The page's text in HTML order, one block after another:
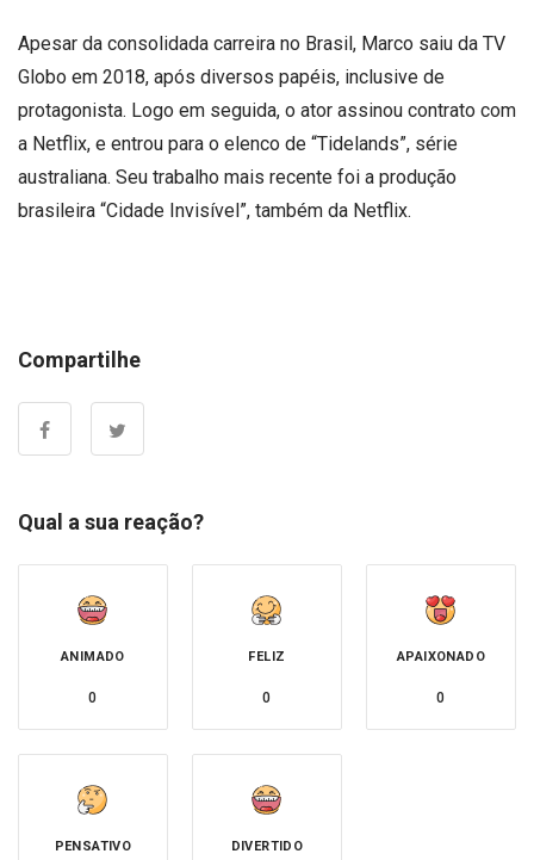
Apesar da consolidada carreira no Brasil, Marco saiu da TV
Globo em 2018, após diversos papéis, inclusive de
protagonista. Logo em seguida, o ator assinou contrato com
a Netflix, e entrou para o elenco de “Tidelands”, série
australiana. Seu trabalho mais recente foi a produção
brasileira “Cidade Invisível”, também da Netflix.
Compartilhe
Qual a sua reação?
ANIMADO
0
FELIZ
0
APAIXONADO
0
PENSATIVO DIVERTIDO